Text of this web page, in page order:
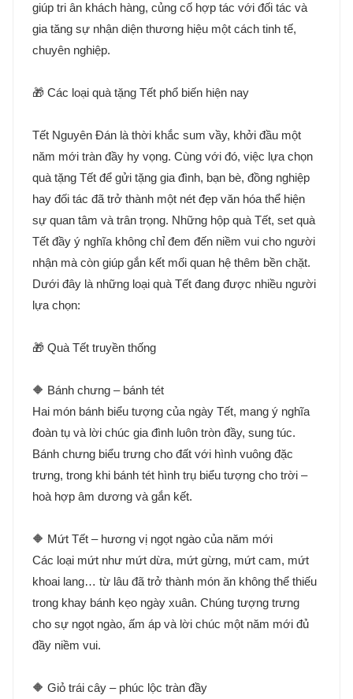
giúp tri ân khách hàng, củng cố hợp tác với đối tác và
gia tăng sự nhận diện thương hiệu một cách tinh tế,
chuyên nghiệp.
🎁 Các loại quà tặng Tết phổ biến hiện nay
Tết Nguyên Đán là thời khắc sum vầy, khởi đầu một
năm mới tràn đầy hy vọng. Cùng với đó, việc lựa chọn
quà tặng Tết để gửi tặng gia đình, bạn bè, đồng nghiệp
hay đối tác đã trở thành một nét đẹp văn hóa thể hiện
sự quan tâm và trân trọng. Những hộp quà Tết, set quà
Tết đầy ý nghĩa không chỉ đem đến niềm vui cho người
nhận mà còn giúp gắn kết mối quan hệ thêm bền chặt.
Dưới đây là những loại quà Tết đang được nhiều người
lựa chọn:
🎁 Quà Tết truyền thống
🔶 Bánh chưng – bánh tét
Hai món bánh biểu tượng của ngày Tết, mang ý nghĩa
đoàn tụ và lời chúc gia đình luôn tròn đầy, sung túc.
Bánh chưng biểu trưng cho đất với hình vuông đặc
trưng, trong khi bánh tét hình trụ biểu tượng cho trời –
hoà hợp âm dương và gắn kết.
🔶 Mứt Tết – hương vị ngọt ngào của năm mới
Các loại mứt như mứt dừa, mứt gừng, mứt cam, mứt
khoai lang… từ lâu đã trở thành món ăn không thể thiếu
trong khay bánh kẹo ngày xuân. Chúng tượng trưng
cho sự ngọt ngào, ấm áp và lời chúc một năm mới đủ
đầy niềm vui.
🔶 Giỏ trái cây – phúc lộc tràn đầy